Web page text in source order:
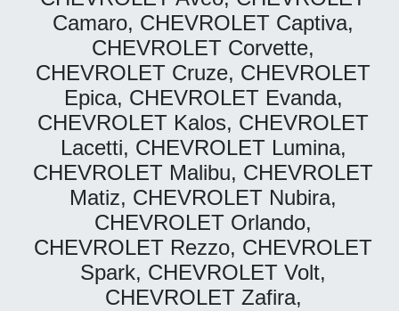
Camaro, CHEVROLET Captiva,
CHEVROLET Corvette,
CHEVROLET Cruze, CHEVROLET
Epica, CHEVROLET Evanda,
CHEVROLET Kalos, CHEVROLET
Lacetti, CHEVROLET Lumina,
CHEVROLET Malibu, CHEVROLET
Matiz, CHEVROLET Nubira,
CHEVROLET Orlando,
CHEVROLET Rezzo, CHEVROLET
Spark, CHEVROLET Volt,
CHEVROLET Zafira,